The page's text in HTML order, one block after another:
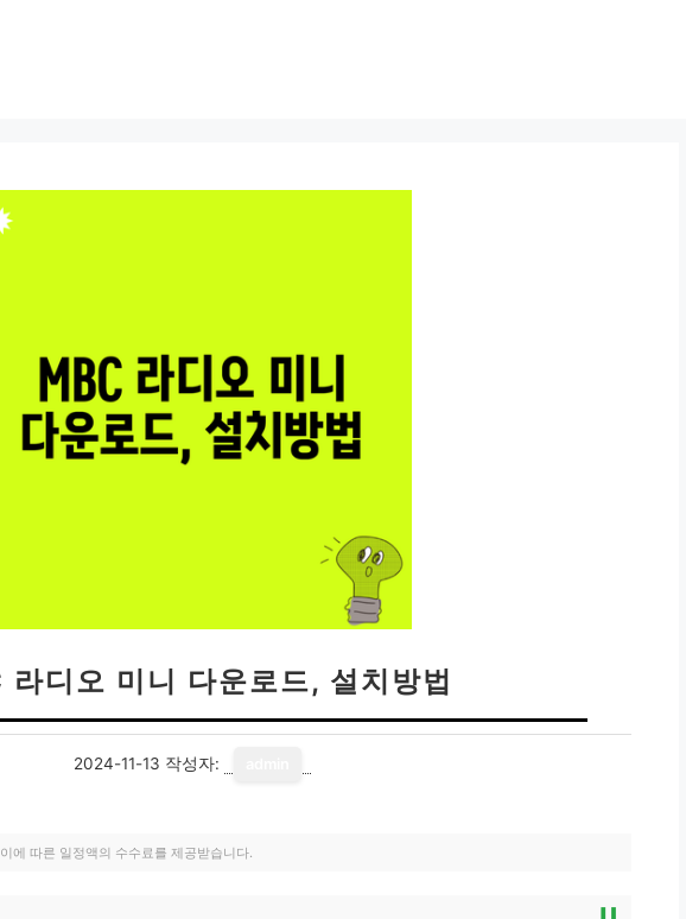
라디오 미니 다운로드, 설치방법
2024-11-13 작성자:
에 따른 일정액의 수수료를 제공받습니다.